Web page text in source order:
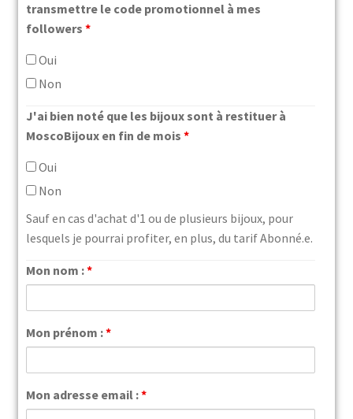
transmettre le code promotionnel à mes
followers *
Oui
Non
J'ai bien noté que les bijoux sont à restituer à
MoscoBijoux en fin de mois *
Oui
Non
Sauf en cas d'achat d'1 ou de plusieurs bijoux, pour
lesquels je pourrai profiter, en plus, du tarif Abonné.e.
Mon nom :*
Mon prénom :*
Mon adresse email :*